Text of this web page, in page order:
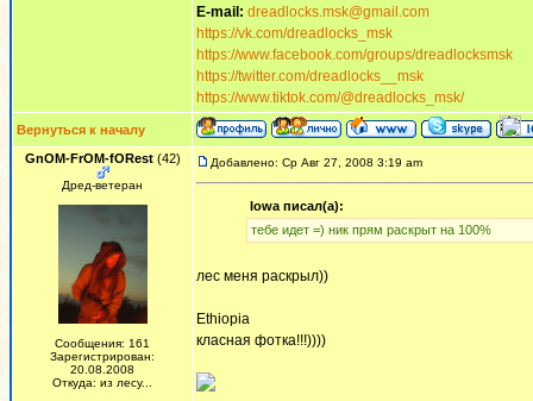
E-mail: dreadlocks.msk@gmail.com
https://vk.com/dreadlocks_msk
https://www.facebook.com/groups/dreadlocksmsk
https://twitter.com/dreadlocks__msk
https://www.tiktok.com/@dreadlocks_msk/
Вернуться к началу
GnOM-FrOM-fORest(42)
Дред-ветеран
Сообщения: 161
Зарегистрирован:
20.08.2008
Откуда: из лесу...
Добавлено: Ср Авг 27, 2008 3:19 am
Iowa писал(а):
тебе идет =) ник прям раскрыт на 100%
лес меня раскрыл))
Ethiopia
класная фотка!!!))))